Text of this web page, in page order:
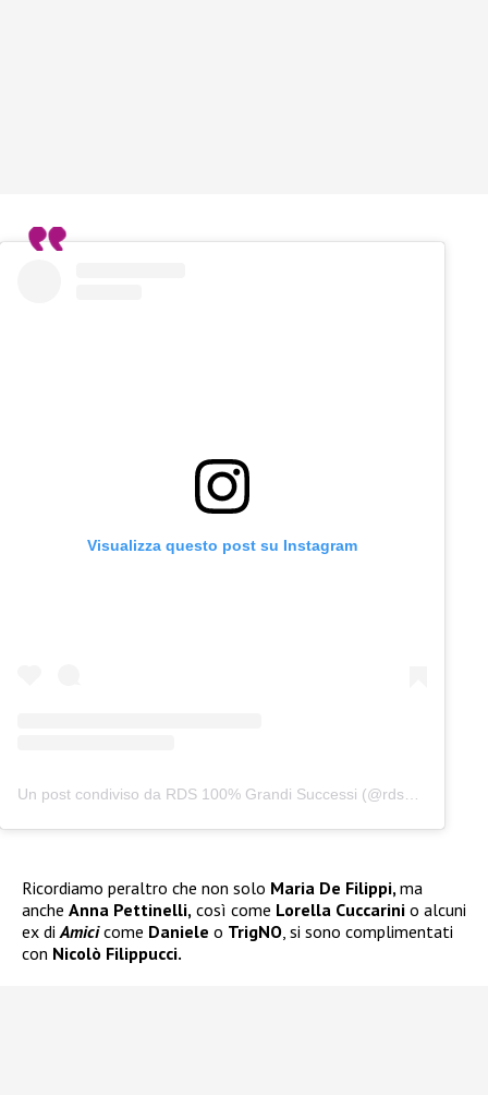
Visualizza questo post su Instagram
Un post condiviso da RDS 100% Grandi Successi (@rds_official)
Ricordiamo peraltro che non solo Maria De Filippi,ma
anche Anna Pettinelli, così come Lorella Cuccarini o alcuni
ex diAmicicome Daniele o TrigNO, si sono complimentati
con Nicolò Filippucci.